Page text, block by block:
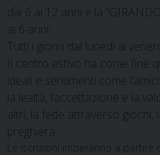
dai 6 ai 12 anni e la
ai 6 anni.
Tutti i giorni dal lunedì al
Il centro estivo ha come fine
ideali e sentimenti come
la lealtà, l’accettazione e la
altri, la fede attraverso
preghiera.
Le iscrizioni inizieranno a partire